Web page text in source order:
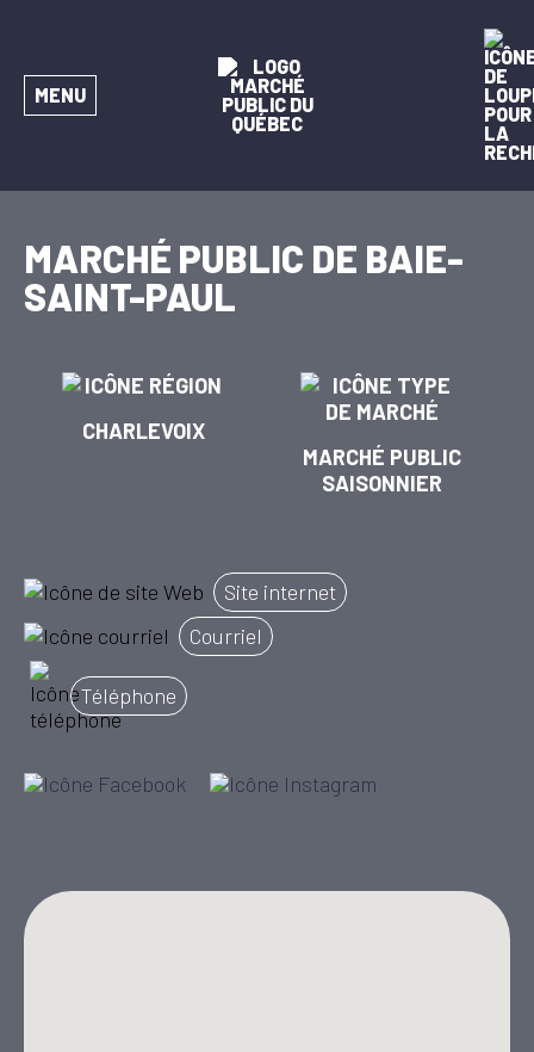
MENU
MARCHÉ PUBLIC DE BAIE-
SAINT-PAUL
CHARLEVOIX
MARCHÉ PUBLIC
SAISONNIER
Site internet
Courriel
Téléphone